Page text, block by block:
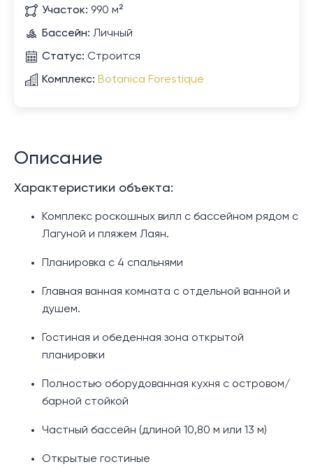
Участок: 990 м²
Бассейн: Личный
Статус: Строится
Комплекс: Botanica Forestique
Описание
Характеристики объекта:
Комплекс роскошных вилл с бассейном рядом с
Лагуной и пляжем Лаян.
Планировка с 4 спальнями
Главная ванная комната с отдельной ванной и
душем.
Гостиная и обеденная зона открытой
планировки
Полностью оборудованная кухня с островом/
барной стойкой
Частный бассейн (длиной 10,80 м или 13 м)
Открытые гостиные